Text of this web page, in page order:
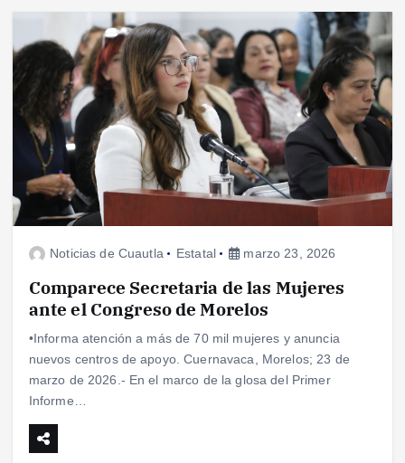
Noticias de Cuautla Estatal marzo 23, 2026
Comparece Secretaria de las Mujeres
ante el Congreso de Morelos
•Informa atención a más de 70 mil mujeres y anuncia
nuevos centros de apoyo. Cuernavaca, Morelos; 23 de
marzo de 2026.- En el marco de la glosa del Primer
Informe…